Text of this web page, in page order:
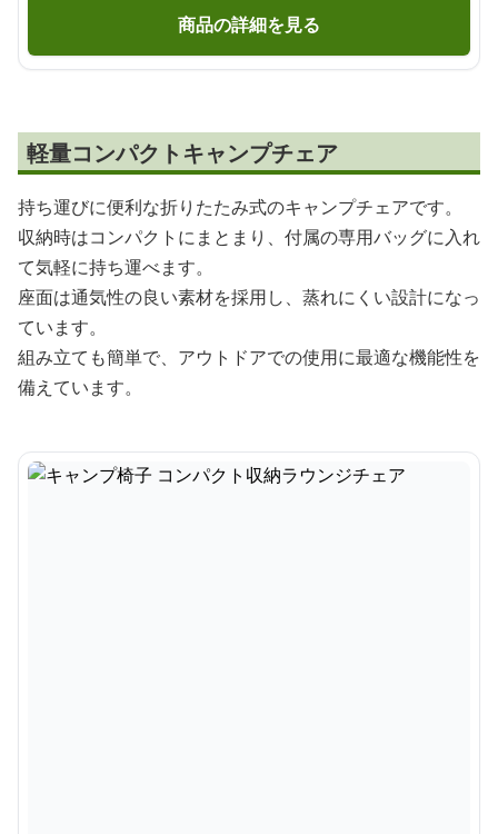
商品の詳細を見る
軽量コンパクトキャンプチェア
持ち運びに便利な折りたたみ式のキャンプチェアです。
収納時はコンパクトにまとまり、付属の専用バッグに入れ
て気軽に持ち運べます。
座面は通気性の良い素材を採用し、蒸れにくい設計になっ
ています。
組み立ても簡単で、アウトドアでの使用に最適な機能性を
備えています。